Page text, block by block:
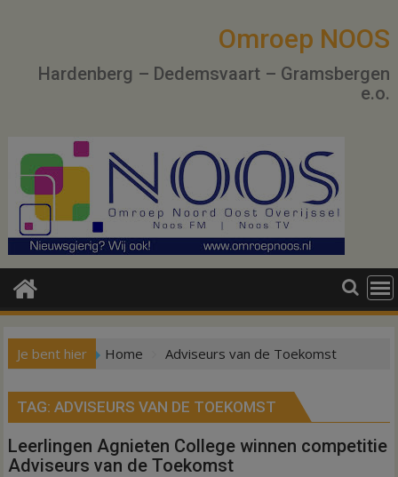
Omroep NOOS
Hardenberg – Dedemsvaart – Gramsbergen
e.o.
Je bent hier Home Adviseurs van de Toekomst
TAG:ADVISEURS VAN DE TOEKOMST
Leerlingen Agnieten College winnen competitie
Adviseurs van de Toekomst